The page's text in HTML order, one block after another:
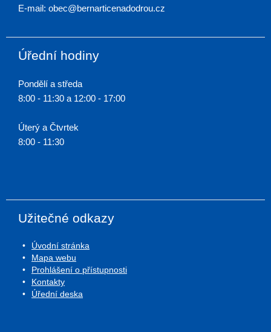
E-mail: obec@bernarticenadodrou.cz
Úřední hodiny
Pondělí a středa
8:00 - 11:30 a 12:00 - 17:00
Úterý a Čtvrtek
8:00 - 11:30
Užitečné odkazy
Úvodní stránka
Mapa webu
Prohlášení o přístupnosti
Kontakty
Úřední deska